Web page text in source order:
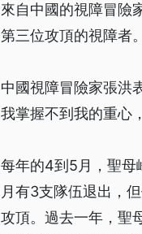
來自中國的視障冒險
第三位攻頂的視障者。
中國視障冒險家張洪
我掌握不到我的重心
每年的4到5月，聖母
月有3支隊伍退出，
攻頂。過去一年，聖